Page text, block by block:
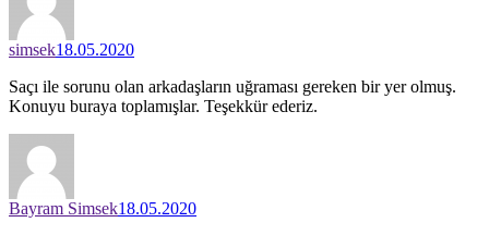
simsek18.05.2020
Saçı ile sorunu olan arkadaşların uğraması gereken bir yer olmuş.
Konuyu buraya toplamışlar. Teşekkür ederiz.
Bayram Simsek18.05.2020